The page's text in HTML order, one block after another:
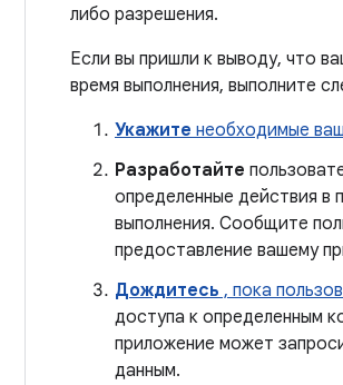
либо разрешения.
Если вы пришли к выводу, что
время выполнения, выполните
Укажите необходимые
Разработайте
определенные действия в
выполнения. Сообщите
предоставление вашему
Дождитесь , пока
доступа к определенным
приложение может
данным.